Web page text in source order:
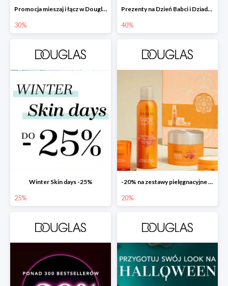
Promocja mieszaj i łącz w Douglas - drugi produkt -30%
30%
Prezenty na Dzień Babci i Dziadka w Douglas do -40%
40%
Winter Skin days -25%
25%
-20% na zestawy pielęgnacyjne w Douglas!
20%